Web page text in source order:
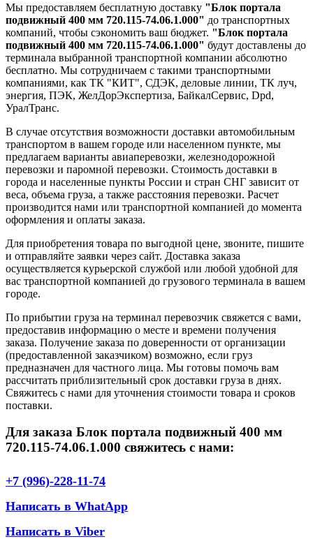
Мы предоставляем бесплатную доставку "Блок портала
подвижный 400 мм 720.115-74.06.1.000" до транспортных
компаний, чтобы сэкономить ваш бюджет. "Блок портала
подвижный 400 мм 720.115-74.06.1.000" будут доставлены до
терминала выбранной транспортной компании абсолютно
бесплатно. Мы сотрудничаем с такими транспортными
компаниями, как ТК "КИТ", СДЭК, деловые линии, ТК луч,
энергия, ПЭК, ЖелДорЭкспертиза, БайкалСервис, Dpd,
УралТранс.
В случае отсутствия возможности доставки автомобильным
транспортом в вашем городе или населенном пункте, мы
предлагаем варианты авиаперевозки, железнодорожной
перевозки и паромной перевозки. Стоимость доставки в
города и населенные пункты России и стран СНГ зависит от
веса, объема груза, а также расстояния перевозки. Расчет
производится нами или транспортной компанией до момента
оформления и оплаты заказа.
Для приобретения товара по выгодной цене, звоните, пишите
и отправляйте заявки через сайт. Доставка заказа
осуществляется курьерской службой или любой удобной для
вас транспортной компанией до грузового терминала в вашем
городе.
По прибытии груза на терминал перевозчик свяжется с вами,
предоставив информацию о месте и времени получения
заказа. Получение заказа по доверенности от организации
(предоставленной заказчиком) возможно, если груз
предназначен для частного лица. Мы готовы помочь вам
рассчитать приблизительный срок доставки груза в днях.
Свяжитесь с нами для уточнения стоимости товара и сроков
поставки.
Для заказа Блок портала подвижный 400 мм
720.115-74.06.1.000 свяжитесь с нами:
+7 (996)-228-11-74
Написать в WhatApp
Написать в Viber